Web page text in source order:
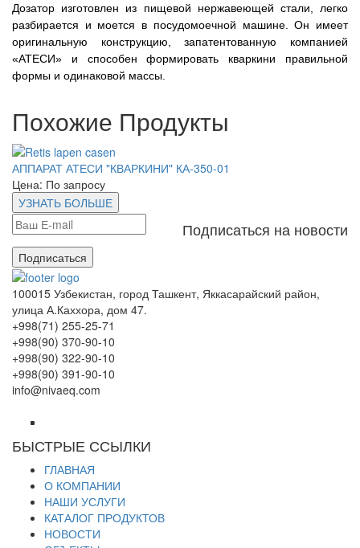
Дозатор изготовлен из пищевой нержавеющей стали, легко
разбирается и моется в посудомоечной машине. Он имеет
оригинальную конструкцию, запатентованную компанией
«АТЕСИ» и способен формировать кваркини правильной
формы и одинаковой массы.
Похожие Продукты
АППАРАТ АТЕСИ "КВАРКИНИ" КА-350-01
Цена: По запросу
УЗНАТЬ БОЛЬШЕ
Подписаться на новости
Подписаться
100015 Узбекистан, город Ташкент, Яккасарайский район,
улица А.Каххора, дом 47.
+998(71) 255-25-71
+998(90) 370-90-10
+998(90) 322-90-10
+998(90) 391-90-10
info@nivaeq.com
БЫСТРЫЕ ССЫЛКИ
ГЛАВНАЯ
О КОМПАНИИ
НАШИ УСЛУГИ
КАТАЛОГ ПРОДУКТОВ
НОВОСТИ